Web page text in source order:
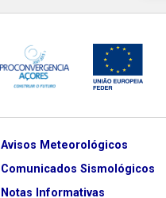
Avisos Meteorológicos
Comunicados Sismológicos
Notas Informativas